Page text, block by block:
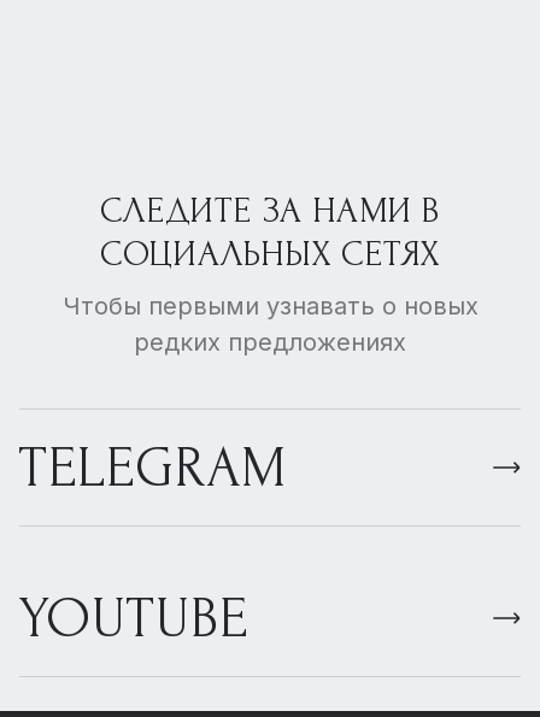
СЛЕДИТЕ ЗА НАМИ В
СОЦИАЛЬНЫХ СЕТЯХ
Чтобы первыми узнавать о новых
редких предложениях
TELEGRAM
YOUTUBE